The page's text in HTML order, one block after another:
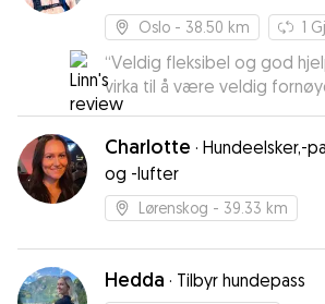
Oslo - 38.50 km 1
“Veldig fleksibel og god
virka til å være veldig
Charlotte · Hundeelsker,-
og -lufter
Lørenskog - 39.33 km
Hedda · Tilbyr hundepass